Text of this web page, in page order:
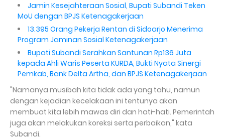
Jamin Kesejahteraan Sosial, Bupati Subandi Teken
MoU dengan BPJS Ketenagakerjaan
13.395 Orang Pekerja Rentan di Sidoarjo Menerima
Program Jaminan Sosial Ketenagakerjaan
Bupati Subandi Serahkan Santunan Rp136 Juta
kepada Ahli Waris Peserta KURDA, Bukti Nyata Sinergi
Pemkab, Bank Delta Artha, dan BPJS Ketenagakerjaan
"Namanya musibah kita tidak ada yang tahu, namun
dengan kejadian kecelakaan ini tentunya akan
membuat kita lebih mawas diri dan hati-hati. Pemerintah
juga akan melakukan koreksi serta perbaikan," kata
Subandi.